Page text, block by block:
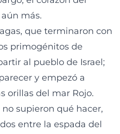
más.
que terminaron con
primogénitos de
al pueblo de Israel;
y empezó a
orillas del mar Rojo.
supieron qué hacer,
entre la espada del